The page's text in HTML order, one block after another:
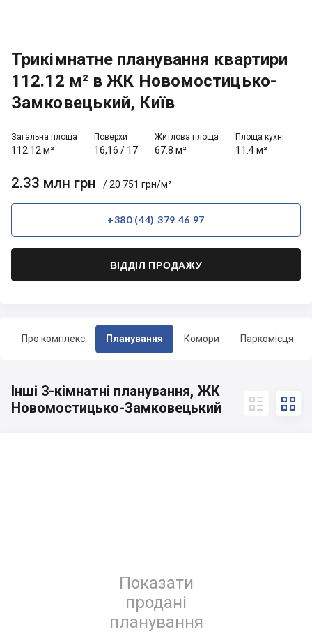
Про комплекс Планування Комори Паркомісця
Трикімнатне планування квартири
112.12 м² в ЖК Новомостицько-
Замковецький, Київ
Загальна площа
112.12 м²
Поверхи
16,16 / 17
Житлова площа
67.8 м²
Площа кухні
11.4 м²
2.33 млн грн / 20 751 грн/м²
+380 (44) 379 46 97
ВІДДІЛ ПРОДАЖУ
Інші 3-кімнатні планування, ЖК
Новомостицько-Замковецький
 
Показати
продані
планування